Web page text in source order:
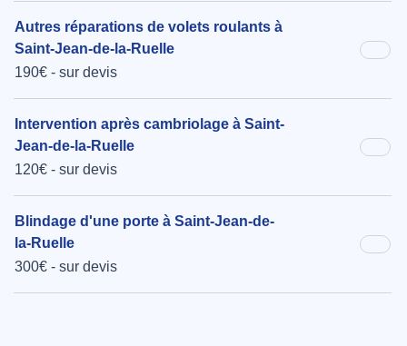
Autres réparations de volets roulants à
Saint-Jean-de-la-Ruelle
190€ - sur devis
Intervention après cambriolage à Saint-
Jean-de-la-Ruelle
120€ - sur devis
Blindage d'une porte à Saint-Jean-de-
la-Ruelle
300€ - sur devis